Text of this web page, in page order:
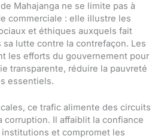
Mahajanga ne se limite pas à
commerciale : elle illustre les
et éthiques auxquels fait
sa lutte contre la contrefaçon. Les
les efforts du gouvernement pour
transparente, réduire la pauvreté
essentiels.
ce trafic alimente des circuits
corruption. Il affaiblit la confiance
et compromet les